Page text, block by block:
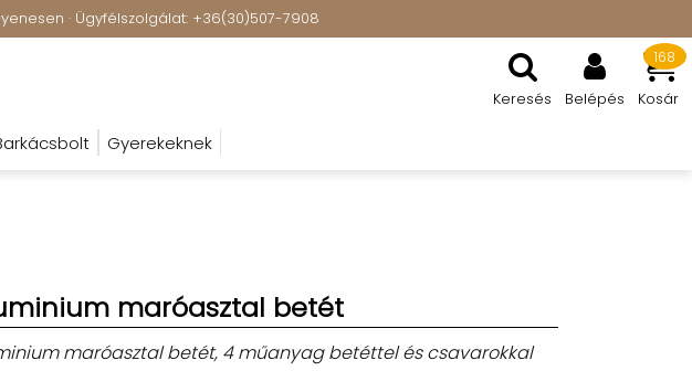
· Ügyfélszolgálat: +36(30)507-7908
Keresés Belépés Kosár
168
Gyerekeknek
maróasztal betét
maróasztal betét, 4 műanyag betéttel és csavarokkal